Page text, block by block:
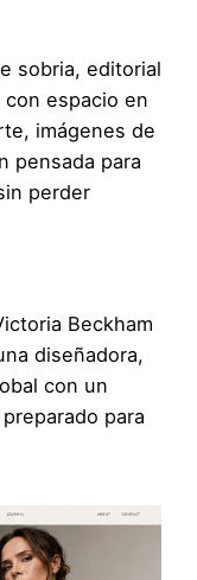
sobria, editorial
espacio en
imágenes de
pensada para
perder
Beckham
diseñadora,
con un
para